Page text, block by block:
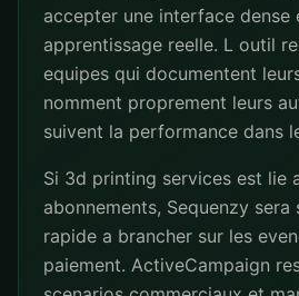
accepter une interface dense
apprentissage reelle. L outil
equipes qui documentent
nomment proprement leurs
suivent la performance dans
Si 3d printing services est lie
abonnements, Sequenzy sera
rapide a brancher sur les
paiement. ActiveCampaign